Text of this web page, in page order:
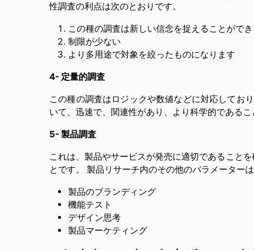
性調査の利点は次のとおりです。
この種の調査は新しい信念を捉えることがで
制限が少ない
より多用途で対象を絞ったものになります
4- 定量的調査
この種の調査はロジックや数値などに対応してお
いて、迅速で、関連性があり、より科学的であるこ
5- 製品調査
これは、製品やサービスが発売に適切であること
とです。 製品リサーチ内のその他のパラメーターは
製品のブランディング
機能テスト
デザイン思考
製品マーケティング